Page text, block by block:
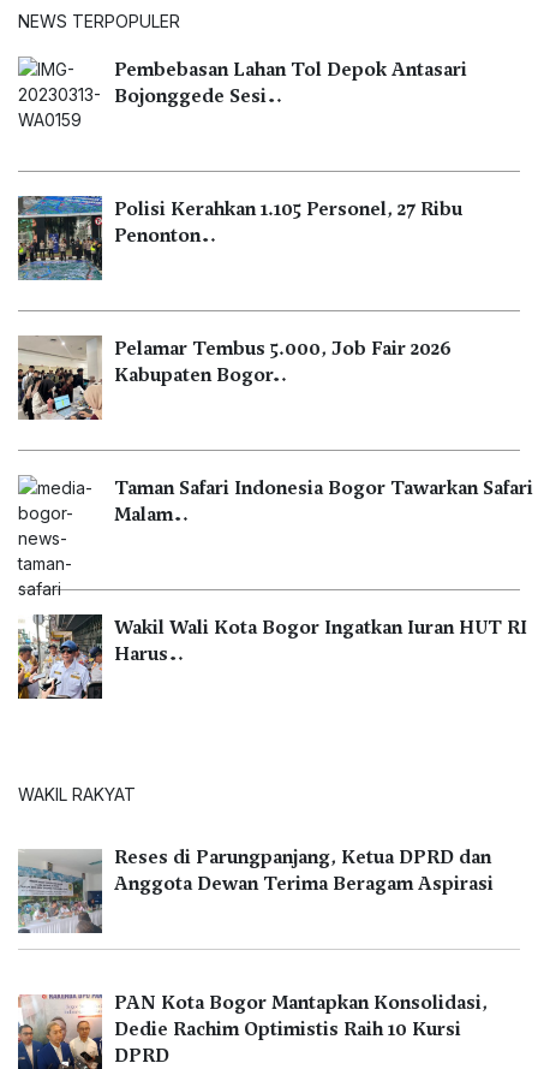
NEWS TERPOPULER
Pembebasan Lahan Tol Depok Antasari
Bojonggede Sesi…
Polisi Kerahkan 1.105 Personel, 27 Ribu
Penonton…
Pelamar Tembus 5.000, Job Fair 2026
Kabupaten Bogor…
Taman Safari Indonesia Bogor Tawarkan Safari
Malam…
Wakil Wali Kota Bogor Ingatkan Iuran HUT RI
Harus…
WAKIL RAKYAT
Reses di Parungpanjang, Ketua DPRD dan
Anggota Dewan Terima Beragam Aspirasi
PAN Kota Bogor Mantapkan Konsolidasi,
Dedie Rachim Optimistis Raih 10 Kursi
DPRD